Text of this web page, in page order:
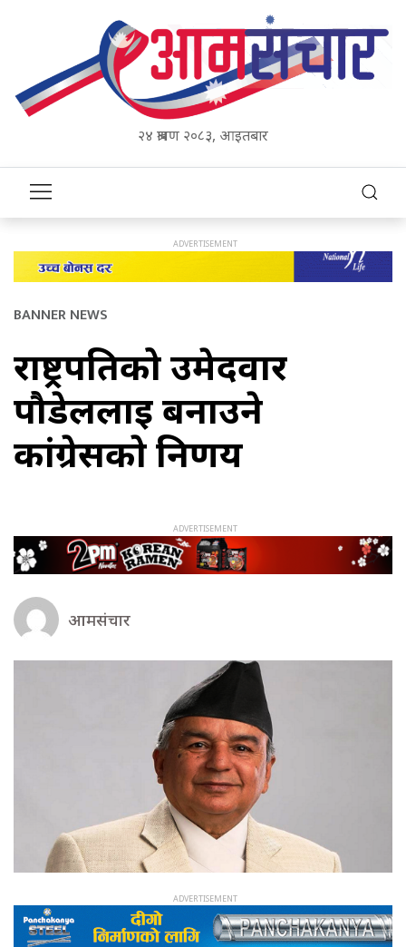
२४ श्रावण २०८३, आइतबार
BANNER NEWS
राष्ट्रपतिको उमेदवार
पौडेललाई बनाउने
कांग्रेसकाे निर्णय
आमसंचार